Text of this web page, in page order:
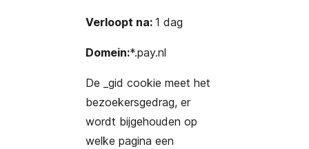
Verloopt na: 1 dag
Domein:*.pay.nl
De _gid cookie meet het
bezoekersgedrag, er
wordt bijgehouden op
welke pagina een